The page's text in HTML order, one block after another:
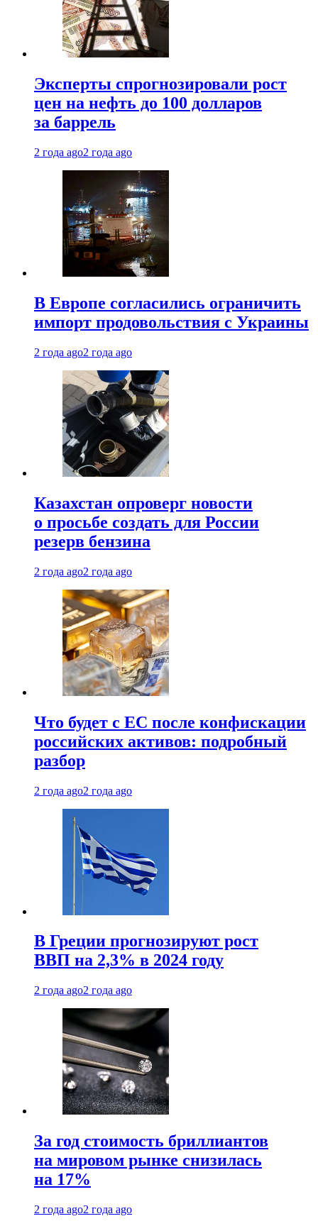
Эксперты спрогнозировали рост
цен на нефть до 100 долларов
за баррель
2 года ago2 года ago
В Европе согласились ограничить
импорт продовольствия с Украины
2 года ago2 года ago
Казахстан опроверг новости
о просьбе создать для России
резерв бензина
2 года ago2 года ago
Что будет с ЕС после конфискации
российских активов: подробный
разбор
2 года ago2 года ago
В Греции прогнозируют рост
ВВП на 2,3% в 2024 году
2 года ago2 года ago
За год стоимость бриллиантов
на мировом рынке снизилась
на 17%
2 года ago2 года ago